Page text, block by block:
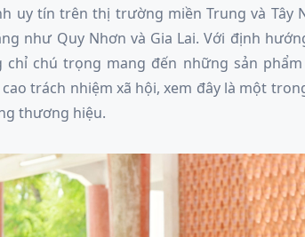
uy tín trên thị trường miền Trung và Tây
như Quy Nhơn và Gia Lai. Với định
chỉ chú trọng mang đến những sản
trách nhiệm xã hội, xem đây là một
thương hiệu.